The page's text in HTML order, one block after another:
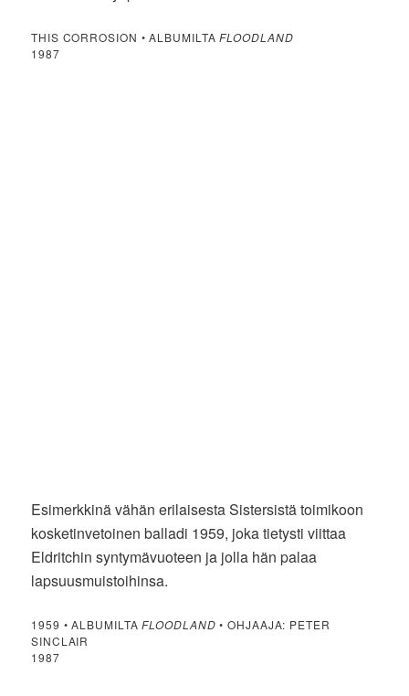
THIS CORROSION • ALBUMILTAFLOODLAND
1987
Esimerkkinä vähän erilaisesta Sistersistä toimikoon
kosketinvetoinen balladi 1959, joka tietysti viittaa
Eldritchin syntymävuoteen ja jolla hän palaa
lapsuusmuistoihinsa.
1959 • ALBUMILTAFLOODLAND • OHJAAJA: PETER
SINCLAIR
1987